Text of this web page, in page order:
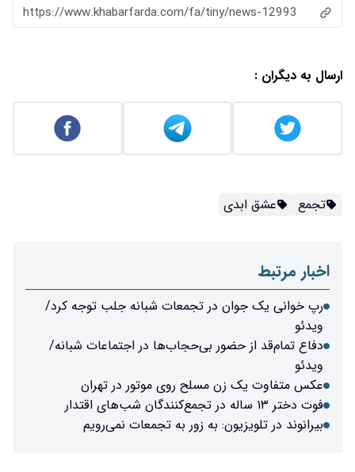
https://www.khabarfarda.com/fa/tiny/news-12993
ارسال به دیگران :
تجمع عشق ابدی
اخبار مرتبط
رپ خوانی یک جوان در تجمعات شبانه جلب توجه کرد/
ویدئو
دفاع تمام‌قد از حضور بی‌حجاب‌ها در اجتماعات شبانه/
ویدئو
عکس متفاوت یک زن مسلح روی موتور در تهران
فوت دختر ۱۳ ساله در تجمع‌کنندگان شب‌های اقتدار
بیرانوند در تلویزیون: به زور به تجمعات نمی‌رویم